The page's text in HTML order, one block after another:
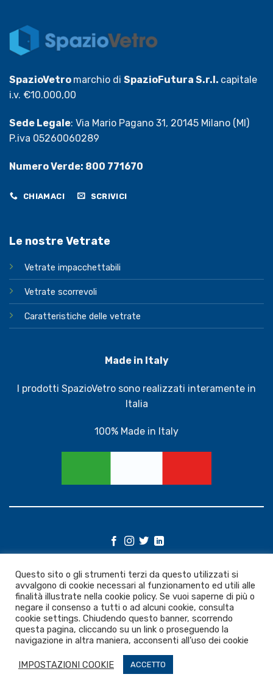
SpazioVetro marchio di SpazioFutura S.r.l. capitale
i.v. €10.000,00
Sede Legale: Via Mario Pagano 31, 20145 Milano (MI)
P.iva 05260060289
Numero Verde: 800 771670
CHIAMACI SCRIVICI
Le nostre Vetrate
Vetrate impacchettabili
Vetrate scorrevoli
Caratteristiche delle vetrate
Made in Italy
I prodotti SpazioVetro sono realizzati interamente in
Italia
100% Made in Italy
2026 UX Themes
TERMS PRIVACY COOKIES
Copyright 2026 ©AM
Questo sito o gli strumenti terzi da questo utilizzati si
avvalgono di cookie necessari al funzionamento ed utili alle
finalità illustrate nella cookie policy. Se vuoi saperne di più o
negare il consenso a tutti o ad alcuni cookie, consulta
cookie settings. Chiudendo questo banner, scorrendo
questa pagina, cliccando su un link o proseguendo la
navigazione in altra maniera, acconsenti all’uso dei cookie
IMPOSTAZIONI COOKIE ACCETTO